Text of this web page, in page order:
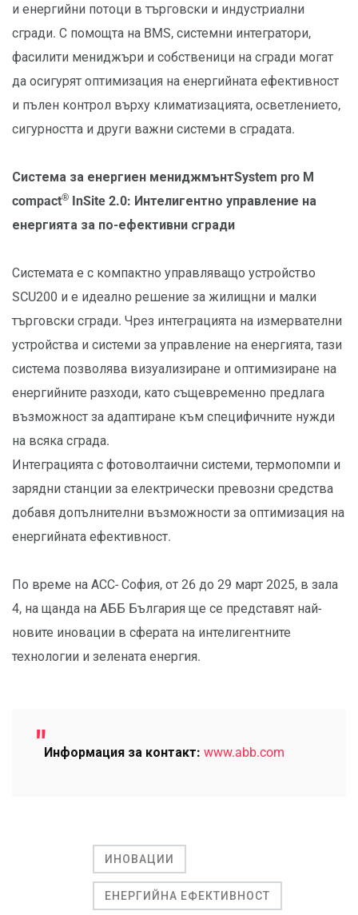
и енергийни потоци в търговски и индустриални
сгради. С помощта на BMS, системни интегратори,
фасилити мениджъри и собственици на сгради могат
да осигурят оптимизация на енергийната ефективност
и пълен контрол върху климатизацията, осветлението,
сигурността и други важни системи в сградата.
Система за енергиен мениджмънтSystem pro M
compact® InSite 2.0: Интелигентно управление на
енергията за по-ефективни сгради
Системата е с компактно управляващо устройство
SCU200 и е идеално решение за жилищни и малки
търговски сгради. Чрез интеграцията на измервателни
устройства и системи за управление на енергията, тази
система позволява визуализиране и оптимизиране на
енергийните разходи, като същевременно предлага
възможност за адаптиране към специфичните нужди
на всяка сграда.
Интеграцията с фотоволтаични системи, термопомпи и
зарядни станции за електрически превозни средства
добавя допълнителни възможности за оптимизация на
енергийната ефективност.
По време на АСС- София, от 26 до 29 март 2025, в зала
4, на щанда на АББ България ще се представят най-
новите иновации в сферата на интелигентните
технологии и зелената енергия.
Информация за контакт: www.abb.com
ИНОВАЦИИ
ЕНЕРГИЙНА ЕФЕКТИВНОСТ